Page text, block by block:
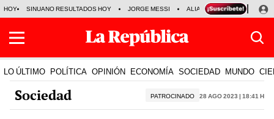
HOY SINUANO RESULTADOS HOY JORGE MESSI ALIANZA LIMA VS SPORT
LO ÚLTIMO POLÍTICA OPINIÓN ECONOMÍA SOCIEDAD MUNDO
Sociedad PATROCINADO 28 Ago 2023 | 18:41 h